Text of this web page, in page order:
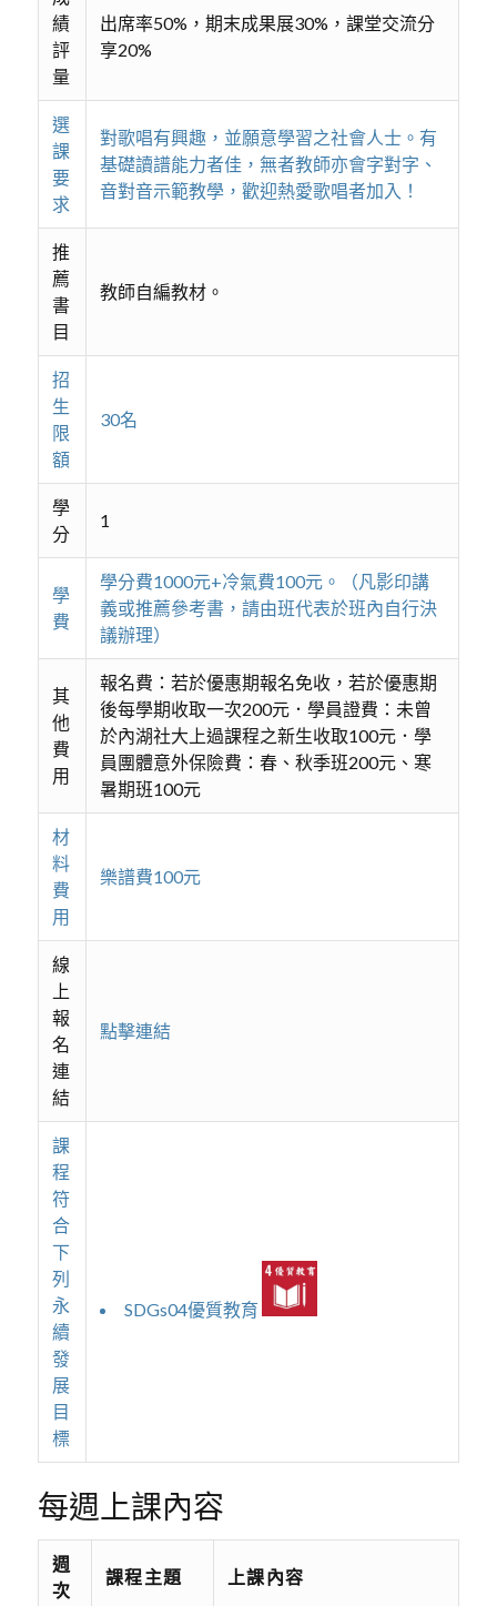
績
評
量
出席率50%，期末成果展30%，課堂交流分
享20%
選
課
要
求
對歌唱有興趣，並願意學習之社會人士。有
基礎讀譜能力者佳，無者教師亦會字對字、
音對音示範教學，歡迎熱愛歌唱者加入！
推
薦
書
目
教師自編教材。
招
生
限
額
30名
學
分
1
學
費
學分費1000元+冷氣費100元。（凡影印講
義或推薦參考書，請由班代表於班內自行決
議辦理）
其
他
費
用
報名費：若於優惠期報名免收，若於優惠期
後每學期收取一次200元．學員證費：未曾
於內湖社大上過課程之新生收取100元．學
員團體意外保險費：春、秋季班200元、寒
暑期班100元
材
料
費
用
樂譜費100元
線
上
報
名
連
結
點擊連結
課
程
符
合
下
列
永
續
發
展
目
標
SDGs04優質教育
每週上課內容
週
次
課程主題 上課內容